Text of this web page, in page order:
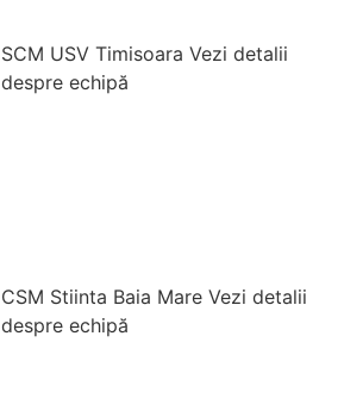
SCM USV Timisoara Vezi detalii
despre echipă
CSM Stiinta Baia Mare Vezi detalii
despre echipă